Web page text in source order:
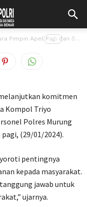
Pagi dan Sampaikan Pesan Penting
Pagi dan
198 views
komitmen
Kompol Triyo
Polres Murung
(29/01/2024).
pentingnya
kepada masyarakat.
jawab untuk
ujarnya.